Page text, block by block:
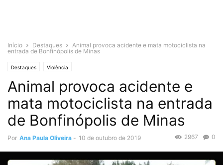
Início Destaques
Animal provoca acidente e mata motociclista na
entrada de Bonfinópolis de Minas
Destaques Violência
Animal provoca acidente e
mata motociclista na entrada
de Bonfinópolis de Minas
Por Ana Paula Oliveira - 10 de outubro de 2019 0
2967